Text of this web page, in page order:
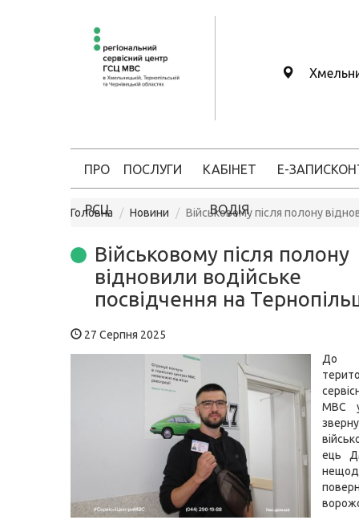
ПРО
РСЦ
ПОСЛУГИ КАБІНЕТ
ВОДІЯ
Е-ЗАПИС
Головна Новини Військовому після полону
Військовому після полону
відновили водійське
посвідчення на
27 Серпня 2025
До
МВС у
ець